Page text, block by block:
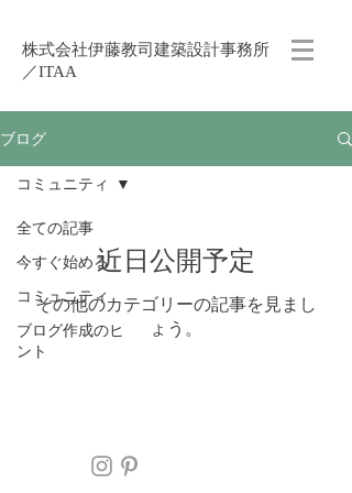
株式会社伊藤教司建築設計事務所
／ITAA
ブログ
全ての記事
今すぐ始める
コミュニティ
ブログ作成のヒ
ント
コミュニティ
近日公開予定
その他のカテゴリーの記事を見まし
ょう。